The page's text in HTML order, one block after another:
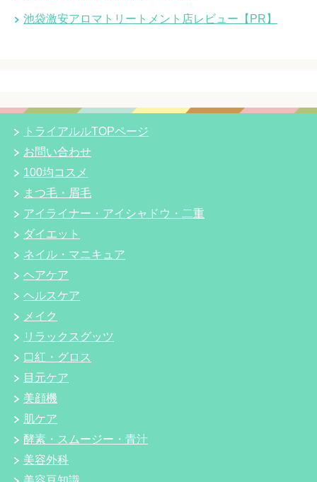
池袋激安アロマトリートメント店レビュー【PR】
トライアルルTOPページ
お問い合わせ
100均コスメ
まつ毛・眉毛
アイライナー・アイシャドウ・二重
ダイエット
ネイル・マニキュア
ヘアケア
ヘルスケア
メイク
リラックスグッツ
口紅・グロス
目元ケア
美顔機
肌ケア
酵素・スムージー・青汁
美容外科